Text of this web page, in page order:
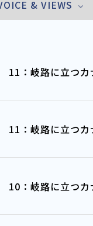
& VIEWS
11：岐路に立つ
11：岐路に立つ
10：岐路に立つ